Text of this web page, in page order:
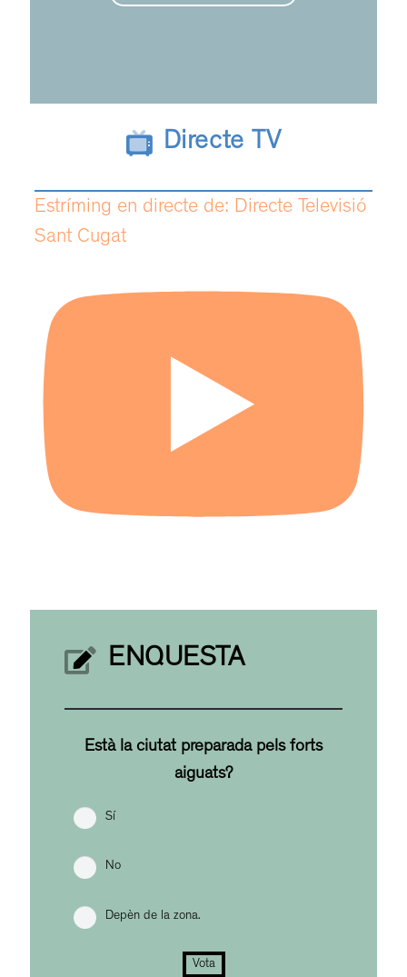
Directe TV
Estríming en directe de: Directe Televisió
Sant Cugat
ENQUESTA
Està la ciutat preparada pels forts
aiguats?
Sí
No
Depèn de la zona.
Vota